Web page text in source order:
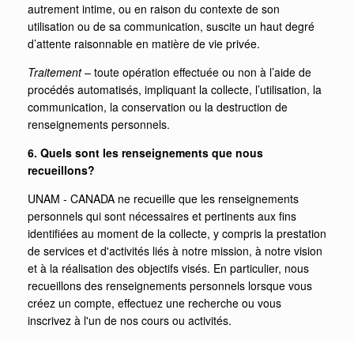
autrement intime, ou en raison du contexte de son
utilisation ou de sa communication, suscite un haut degré
d’attente raisonnable en matière de vie privée.
Traitement – toute opération effectuée ou non à l’aide de
procédés automatisés, impliquant la collecte, l’utilisation, la
communication, la conservation ou la destruction de
renseignements personnels.
6. Quels sont les renseignements que nous
recueillons?
UNAM - CANADA ne recueille que les renseignements
personnels qui sont nécessaires et pertinents aux fins
identifiées au moment de la collecte, y compris la prestation
de services et d'activités liés à notre mission, à notre vision
et à la réalisation des objectifs visés. En particulier, nous
recueillons des renseignements personnels lorsque vous
créez un compte, effectuez une recherche ou vous
inscrivez à l'un de nos cours ou activités.